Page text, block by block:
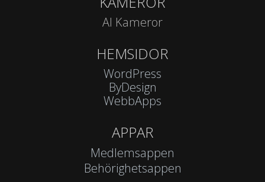
AI Kameror
HEMSIDOR
WordPress
ByDesign
WebbApps
APPAR
Medlemsappen
Behörighetsappen